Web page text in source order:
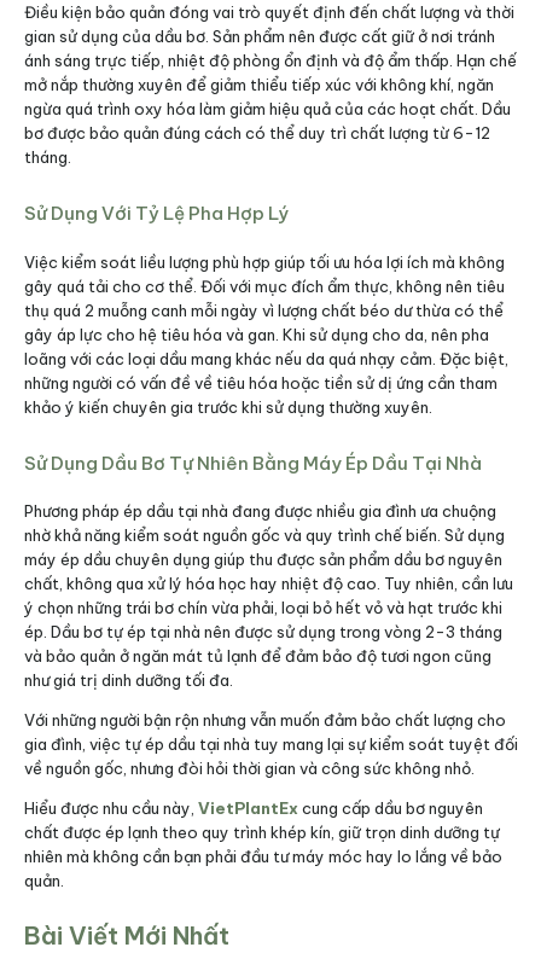
Điều kiện bảo quản đóng vai trò quyết định đến chất lượng và thời
gian sử dụng của dầu bơ. Sản phẩm nên được cất giữ ở nơi tránh
ánh sáng trực tiếp, nhiệt độ phòng ổn định và độ ẩm thấp. Hạn chế
mở nắp thường xuyên để giảm thiểu tiếp xúc với không khí, ngăn
ngừa quá trình oxy hóa làm giảm hiệu quả của các hoạt chất. Dầu
bơ được bảo quản đúng cách có thể duy trì chất lượng từ 6-12
tháng.​
Sử Dụng Với Tỷ Lệ Pha Hợp Lý
Việc kiểm soát liều lượng phù hợp giúp tối ưu hóa lợi ích mà không
gây quá tải cho cơ thể. Đối với mục đích ẩm thực, không nên tiêu
thụ quá 2 muỗng canh mỗi ngày vì lượng chất béo dư thừa có thể
gây áp lực cho hệ tiêu hóa và gan. Khi sử dụng cho da, nên pha
loãng với các loại dầu mang khác nếu da quá nhạy cảm. Đặc biệt,
những người có vấn đề về tiêu hóa hoặc tiền sử dị ứng cần tham
khảo ý kiến chuyên gia trước khi sử dụng thường xuyên.
Sử Dụng Dầu Bơ Tự Nhiên Bằng Máy Ép Dầu Tại Nhà
Phương pháp ép dầu tại nhà đang được nhiều gia đình ưa chuộng
nhờ khả năng kiểm soát nguồn gốc và quy trình chế biến. Sử dụng
máy ép dầu chuyên dụng giúp thu được sản phẩm dầu bơ nguyên
chất, không qua xử lý hóa học hay nhiệt độ cao. Tuy nhiên, cần lưu
ý chọn những trái bơ chín vừa phải, loại bỏ hết vỏ và hạt trước khi
ép. Dầu bơ tự ép tại nhà nên được sử dụng trong vòng 2-3 tháng
và bảo quản ở ngăn mát tủ lạnh để đảm bảo độ tươi ngon cũng
như giá trị dinh dưỡng tối đa.
Với những người bận rộn nhưng vẫn muốn đảm bảo chất lượng cho
gia đình, việc tự ép dầu tại nhà tuy mang lại sự kiểm soát tuyệt đối
về nguồn gốc, nhưng đòi hỏi thời gian và công sức không nhỏ.
Hiểu được nhu cầu này, VietPlantEx cung cấp dầu bơ nguyên
chất được ép lạnh theo quy trình khép kín, giữ trọn dinh dưỡng tự
nhiên mà không cần bạn phải đầu tư máy móc hay lo lắng về bảo
quản.
Bài Viết Mới Nhất